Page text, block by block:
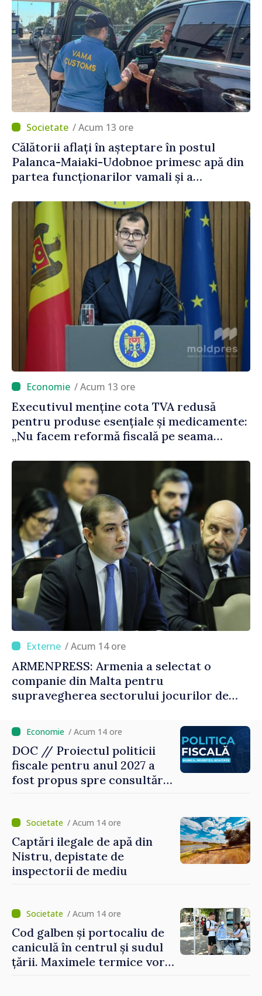
/ Acum 13 ore
Călătorii aflați în așteptare în postul
Palanca-Maiaki-Udobnoe primesc apă din
partea funcționarilor vamali și a
/ Acum 13 ore
Executivul menține cota TVA redusă
pentru produse esențiale și medicamente:
„Nu facem reformă fiscală pe seama
/ Acum 14 ore
ARMENPRESS: Armenia a selectat o
companie din Malta pentru
supravegherea sectorului jocurilor de
/ Acum 14 ore
DOC // Proiectul politicii
fiscale pentru anul 2027 a
fost propus spre consultări
/ Acum 14 ore
Captări ilegale de apă din
Nistru, depistate de
inspectorii de mediu
/ Acum 14 ore
Cod galben și portocaliu de
caniculă în centrul și sudul
țării. Maximele termice vor